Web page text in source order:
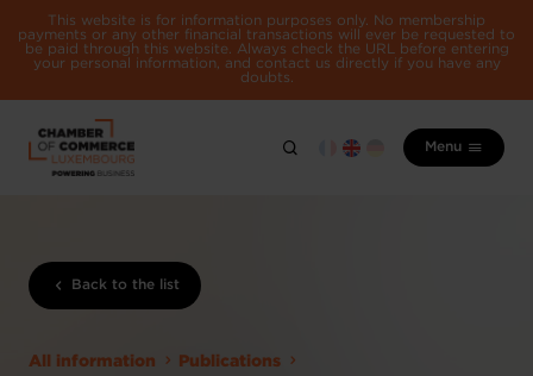
This website is for information purposes only. No membership
payments or any other financial transactions will ever be requested to
be paid through this website. Always check the URL before entering
your personal information, and contact us directly if you have any
doubts.
Menu
Back to the list
All information
Publications